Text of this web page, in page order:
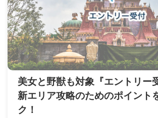
美女と野獣も対象『エントリー
新エリア攻略のためのポイント
ク！